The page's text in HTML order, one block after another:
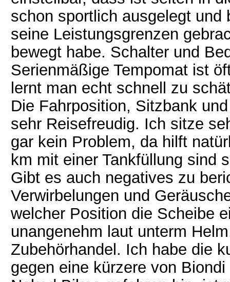
schon sportlich ausgelegt
seine Leistungsgrenzen
bewegt habe. Schalter und
Serienmäßige Tempomat ist
lernt man echt schnell zu
Die Fahrposition, Sitzbank
sehr Reisefreudig. Ich sitze
gar kein Problem, da hilft
km mit einer Tankfüllung sind
Gibt es auch negatives zu
Verwirbelungen und
welcher Position die Scheibe
unangenehm laut unterm
Zubehörhandel. Ich habe die
gegen eine kürzere von